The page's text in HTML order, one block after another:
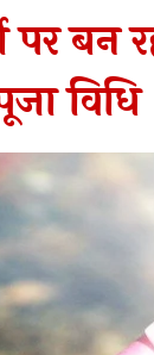
पर बन
विधि